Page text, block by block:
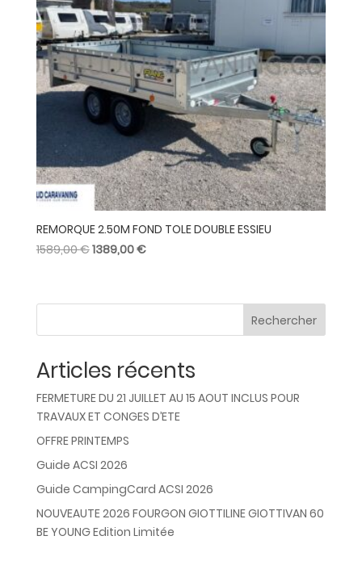
REMORQUE 2.50M FOND TOLE DOUBLE ESSIEU
1589,00€Le
était :
1389,00€Le
est :
Rechercher
Articles récents
FERMETURE DU 21 JUILLET AU 15 AOUT INCLUS POUR
TRAVAUX ET CONGES D’ETE
OFFRE PRINTEMPS
Guide ACSI 2026
Guide CampingCard ACSI 2026
NOUVEAUTE 2026 FOURGON GIOTTILINE GIOTTIVAN 60
BE YOUNG Edition Limitée